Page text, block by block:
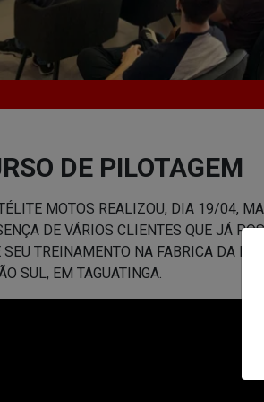
DE PILOTAGEM
MOTOS REALIZOU, DIA 19/04,
DE VÁRIOS CLIENTES QUE JÁ
SEU TREINAMENTO NA FABRICA DA
SUL, EM TAGUATINGA.